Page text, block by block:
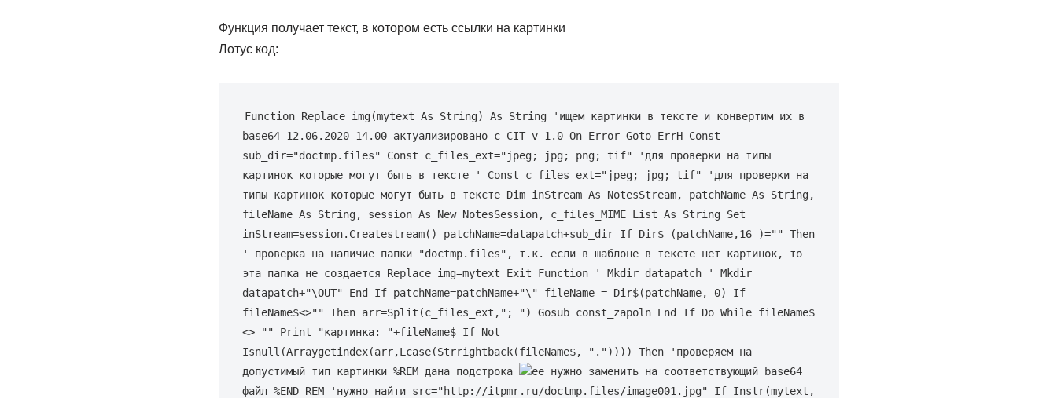
Функция получает текст, в котором есть ссылки на картинки
Лотус код:
Function Replace_img(mytext As String) As String 'ищем картинки в тексте и конвертим их в
base64 12.06.2020 14.00 актуализировано с CIT v 1.0 On Error Goto ErrH Const
sub_dir="doctmp.files" Const c_files_ext="jpeg; jpg; png; tif" 'для проверки на типы
картинок которые могут быть в тексте ' Const c_files_ext="jpeg; jpg; tif" 'для проверки на
типы картинок которые могут быть в тексте Dim inStream As NotesStream, patchName As String,
fileName As String, session As New NotesSession, c_files_MIME List As String Set
inStream=session.Createstream() patchName=datapatch+sub_dir If Dir$ (patchName,16 )="" Then
' проверка на наличие папки "doctmp.files", т.к. если в шаблоне в тексте нет картинок, то
эта папка не создается Replace_img=mytext Exit Function ' Mkdir datapatch ' Mkdir
datapatch+"\OUT" End If patchName=patchName+"\" fileName = Dir$(patchName, 0) If
fileName$<>"" Then arr=Split(c_files_ext,"; ") Gosub const_zapoln End If Do While fileName$
<> "" Print "картинка: "+fileName$ If Not
Isnull(Arraygetindex(arr,Lcase(Strrightback(fileName$, ".")))) Then 'проверяем на
допустимый тип картинки %REM дана подстрока
ее нужно заменить на соответствующий base64
файл %END REM 'нужно найти src="http://itpmr.ru/doctmp.files/image001.jpg" If Instr(mytext,